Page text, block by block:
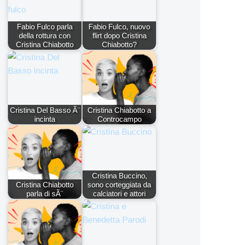
Fabio Fulco parla
della rottura con
Cristina Chiabotto
Fabio Fulco, nuovo
flirt dopo Cristina
Chiabotto?
Cristina Del Basso Ã¨
incinta
Cristina Chiabotto a
Controcampo
Cristina Chiabotto
parla di sÃ¨
Cristina Buccino,
sono corteggiata da
calciatori e attori